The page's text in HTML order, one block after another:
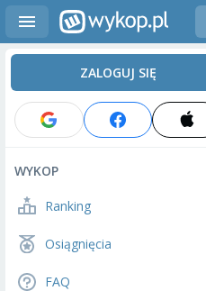
ZALOGUJ SIĘ
WYKOP
Ranking
Osiągnięcia
FAQ